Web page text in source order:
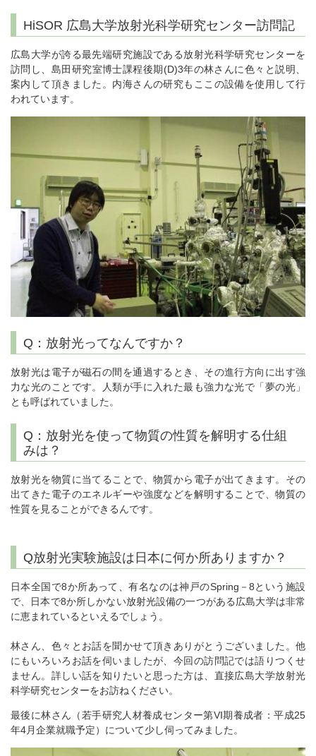
HiSOR 広島大学放射光科学研究センター訪問記
広島大学が誇る最先端研究施設である放射光科学研究センターを
訪問し、島田研究室博士課程後期(D)3年の林さんに色々と説明、
案内して頂きました。内海さんの研究もここの設備を使用して行
われています。
Q：放射光ってなんですか？
放射光は電子が磁石の間を通過するとき、その進行方向に出す強
力な光のことです。人類が手に入れた最も強力な光で「夢の光」
とも呼ばれていました。
Q：放射光を使って物質の性質を解明する仕組
みは？
放射光を物質に当てることで、物質から電子が出てきます。その
出てきた電子のエネルギーや強度などを解明することで、物質の
性質を見ることができるんです。
Q放射光実験施設は日本に何か所ありますか？
日本全国で8か所あって、有名なのは神戸のSpring－8という施設
で、日本で8か所しかない放射光設備の一つがある広島大学は非常
に恵まれているといえるでしょう。
林さん、色々とお話を聞かせて頂きありがとうございました。他
にもいろいろお話を伺いましたが、今回の訪問記では語りつくせ
ません。詳しい話を知りたいと思った方は、直接広島大学放射光
科学研究センターをお訪ねください。
最後に林さん（若手研究人材養成センター第VI期養成者：平成25
年4月企業就職予定）について少し伺ってみました。